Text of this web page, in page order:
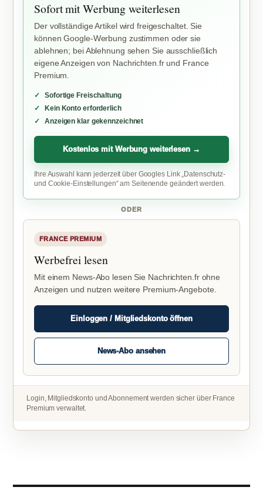
Sofort mit Werbung weiterlesen
Der vollständige Artikel wird freigeschaltet. Sie
können Google-Werbung zustimmen oder sie
ablehnen; bei Ablehnung sehen Sie ausschließlich
eigene Anzeigen von Nachrichten.fr und France
Premium.
Sofortige Freischaltung
Kein Konto erforderlich
Anzeigen klar gekennzeichnet
Kostenlos mit Werbung weiterlesen →
Ihre Auswahl kann jederzeit über Googles Link „Datenschutz-
und Cookie-Einstellungen“ am Seitenende geändert werden.
ODER
FRANCE PREMIUM
Werbefrei lesen
Mit einem News-Abo lesen Sie Nachrichten.fr ohne
Anzeigen und nutzen weitere Premium-Angebote.
Einloggen / Mitgliedskonto öffnen
News-Abo ansehen
Login, Mitgliedskonto und Abonnement werden sicher über France
Premium verwaltet.